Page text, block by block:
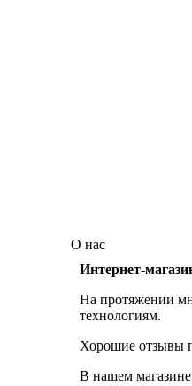
О нас
Интернет-
На протяжении
технологиям.
Хорошие отзывы
В нашем